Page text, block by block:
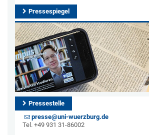
Pressespiegel
Pressestelle
presse@uni-wuerzburg.de
Tel. +49 931 31-86002